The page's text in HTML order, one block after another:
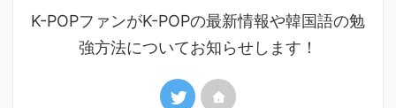
K-POPファンがK-POPの最新情報や韓国語の勉
強方法についてお知らせします！